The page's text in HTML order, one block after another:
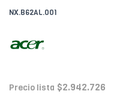
NX.B62AL.001
Precio lista $2.942.726